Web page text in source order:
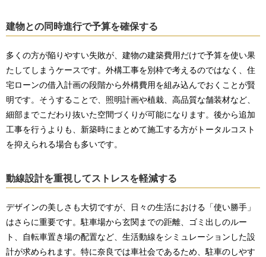
建物との同時進行で予算を確保する
多くの方が陥りやすい失敗が、建物の建築費用だけで予算を使い果
たしてしまうケースです。外構工事を別枠で考えるのではなく、住
宅ローンの借入計画の段階から外構費用を組み込んでおくことが賢
明です。そうすることで、照明計画や植栽、高品質な舗装材など、
細部までこだわり抜いた空間づくりが可能になります。後から追加
工事を行うよりも、新築時にまとめて施工する方がトータルコスト
を抑えられる場合も多いです。
動線設計を重視してストレスを軽減する
デザインの美しさも大切ですが、日々の生活における「使い勝手」
はさらに重要です。駐車場から玄関までの距離、ゴミ出しのルー
ト、自転車置き場の配置など、生活動線をシミュレーションした設
計が求められます。特に奈良では車社会であるため、駐車のしやす